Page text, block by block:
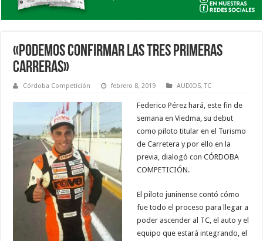
«PODEMOS CONFIRMAR LAS TRES PRIMERAS
CARRERAS»
Córdoba Competición febrero 8, 2019 AUDIOS,TC
Federico Pérez hará, este fin de
semana en Viedma, su debut
como piloto titular en el Turismo
de Carretera y por ello en la
previa, dialogó con CÓRDOBA
COMPETICIÓN.
El piloto juninense contó cómo
fue todo el proceso para llegar a
poder ascender al TC, el auto y el
equipo que estará integrando, el